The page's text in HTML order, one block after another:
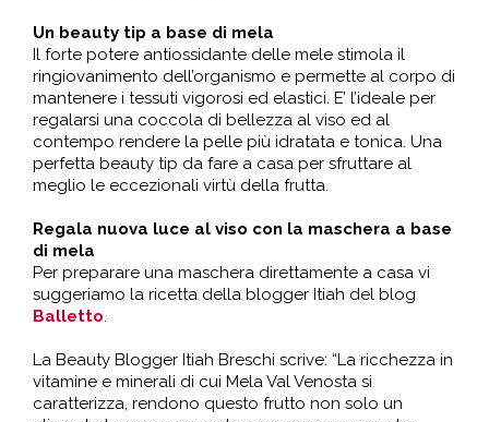
Un beauty tip a base di mela
Il forte potere antiossidante delle mele stimola il
ringiovanimento dell’organismo e permette al corpo di
mantenere i tessuti vigorosi ed elastici. E’ l’ideale per
regalarsi una coccola di bellezza al viso ed al
contempo rendere la pelle più idratata e tonica. Una
perfetta beauty tip da fare a casa per sfruttare al
meglio le eccezionali virtù della frutta.
Regala nuova luce al viso con la maschera a base
di mela
Per preparare una maschera direttamente a casa vi
suggeriamo la ricetta della blogger Itiah del blog
Balletto.
La Beauty Blogger Itiah Breschi scrive: “La ricchezza in
vitamine e minerali di cui Mela Val Venosta si
caratterizza, rendono questo frutto non solo un